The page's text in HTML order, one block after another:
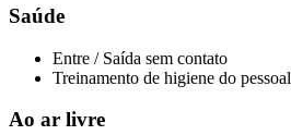
Saúde
Entre / Saída sem contato
Treinamento de higiene do pessoal
Ao ar livre